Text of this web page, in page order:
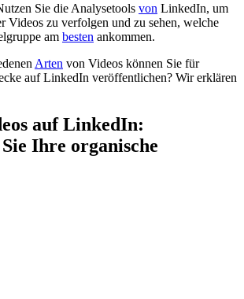
Sie die Analysetools von LinkedIn, um
Videos zu verfolgen und zu sehen, welche
am besten ankommen.
Arten von Videos können Sie für
auf LinkedIn veröffentlichen? Wir erklären
auf LinkedIn:
Ihre organische